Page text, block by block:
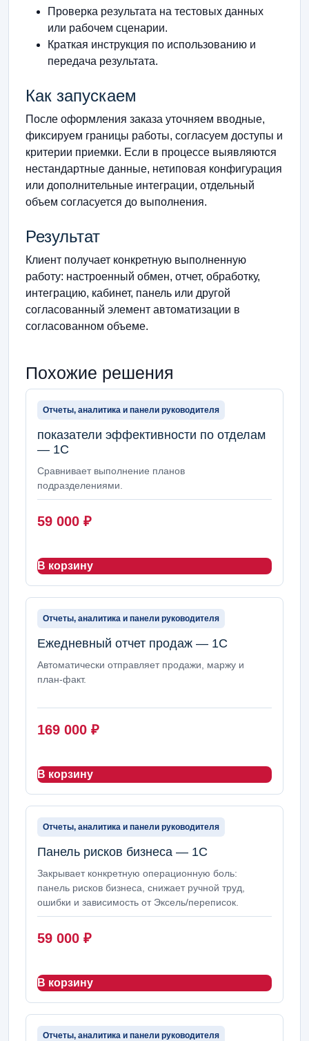
Проверка результата на тестовых данных
или рабочем сценарии.
Краткая инструкция по использованию и
передача результата.
Как запускаем
После оформления заказа уточняем вводные,
фиксируем границы работы, согласуем доступы и
критерии приемки. Если в процессе выявляются
нестандартные данные, нетиповая конфигурация
или дополнительные интеграции, отдельный
объем согласуется до выполнения.
Результат
Клиент получает конкретную выполненную
работу: настроенный обмен, отчет, обработку,
интеграцию, кабинет, панель или другой
согласованный элемент автоматизации в
согласованном объеме.
Похожие решения
Отчеты, аналитика и панели руководителя
показатели эффективности по отделам
— 1С
Сравнивает выполнение планов
подразделениями.
59 000 ₽
В корзину
Отчеты, аналитика и панели руководителя
Ежедневный отчет продаж — 1С
Автоматически отправляет продажи, маржу и
план-факт.
169 000 ₽
В корзину
Отчеты, аналитика и панели руководителя
Панель рисков бизнеса — 1С
Закрывает конкретную операционную боль:
панель рисков бизнеса, снижает ручной труд,
ошибки и зависимость от Эксель/переписок.
59 000 ₽
В корзину
Отчеты, аналитика и панели руководителя